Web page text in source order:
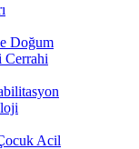
Doğum
Acil